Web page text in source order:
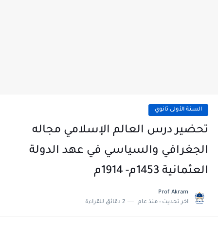
السنة الأولى ثانوي
تحضير درس العالم الإسلامي مجاله
الجغرافي والسياسي في عهد الدولة
العثمانية 1453م- 1914م
Prof Akram
اخر تحديث : منذ عام 2 دقائق للقراءة